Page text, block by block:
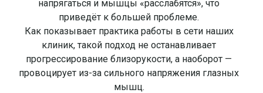
напрягаться и мышцы «расслабятся», что
приведёт к большей проблеме.
Как показывает практика работы в сети наших
клиник, такой подход не останавливает
прогрессирование близорукости, а наоборот —
провоцирует из-за сильного напряжения глазных
мышц.